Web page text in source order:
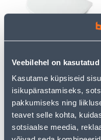
Veebilehel on kasutatud
Kasutame küpsiseid
isikupärastamiseks,
pakkumiseks ning
teavet selle kohta,
sotsiaalse meedia,
99260 PLASTIK VALGE
75.12 €
КАМПАНИЯ